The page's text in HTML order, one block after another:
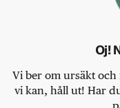
Oj!
Vi ber om ursäkt och
vi kan, håll ut! Har